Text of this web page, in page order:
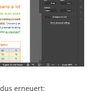
erneuert: